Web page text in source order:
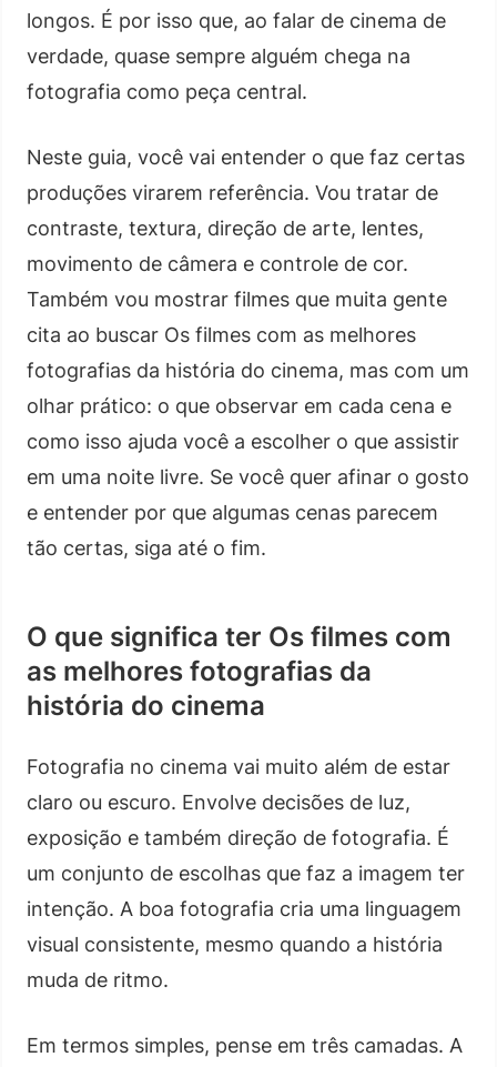
longos. É por isso que, ao falar de cinema de
verdade, quase sempre alguém chega na
fotografia como peça central.
Neste guia, você vai entender o que faz certas
produções virarem referência. Vou tratar de
contraste, textura, direção de arte, lentes,
movimento de câmera e controle de cor.
Também vou mostrar filmes que muita gente
cita ao buscar Os filmes com as melhores
fotografias da história do cinema, mas com um
olhar prático: o que observar em cada cena e
como isso ajuda você a escolher o que assistir
em uma noite livre. Se você quer afinar o gosto
e entender por que algumas cenas parecem
tão certas, siga até o fim.
O que significa ter Os filmes com
as melhores fotografias da
história do cinema
Fotografia no cinema vai muito além de estar
claro ou escuro. Envolve decisões de luz,
exposição e também direção de fotografia. É
um conjunto de escolhas que faz a imagem ter
intenção. A boa fotografia cria uma linguagem
visual consistente, mesmo quando a história
muda de ritmo.
Em termos simples, pense em três camadas. A